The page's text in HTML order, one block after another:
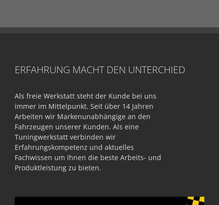
ERFAHRUNG MACHT DEN UNTERCHIED
Als freie Werkstatt steht der Kunde bei uns
immer im Mittelpunkt. Seit über 14 Jahren
Arbeiten wir Markenunabhängige an den
Fahrzeugen unserer Kunden. Als eine
Tuningwerkstatt verbinden wir
Erfahrungskompetenz und aktuelles
Fachwissen um Ihnen die beste Arbeits- und
Produktleistung zu bieten.